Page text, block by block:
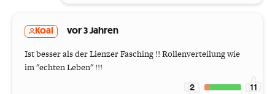
Koal vor 3 Jahren
Ist besser als der Lienzer Fasching !! Rollenverteilung wie
im "echten Leben" !!!
2 11